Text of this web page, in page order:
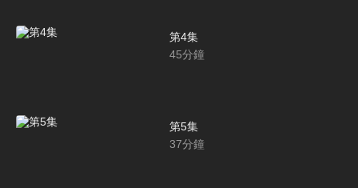
第4集
45分鐘
第5集
37分鐘